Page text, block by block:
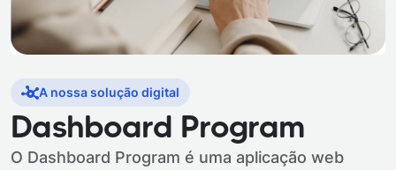
A nossa solução digital
Dashboard Program
O Dashboard Program é uma aplicação web